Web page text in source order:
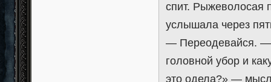
спит. Рыжеволосая
услышала через
— Переодевайся. —
головной убор и
это одела?» —